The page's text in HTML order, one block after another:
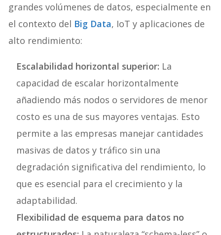
grandes volúmenes de datos, especialmente en
el contexto del Big Data, IoT y aplicaciones de
alto rendimiento:
Escalabilidad horizontal superior: La
capacidad de escalar horizontalmente
añadiendo más nodos o servidores de menor
costo es una de sus mayores ventajas. Esto
permite a las empresas manejar cantidades
masivas de datos y tráfico sin una
degradación significativa del rendimiento, lo
que es esencial para el crecimiento y la
adaptabilidad.
Flexibilidad de esquema para datos no